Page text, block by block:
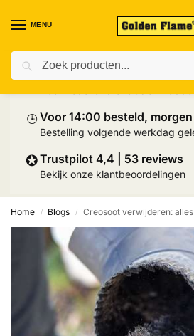
MENU
⛟Prijs inclusief palletlevering
⌚︎ Voor 14:00 besteld,
Bestelling volgende werkdag
✪Trustpilot 4,4 | 53 reviews
Bekijk onze klantbeoordelingen
Home / Blogs / Creosoot verwijderen: